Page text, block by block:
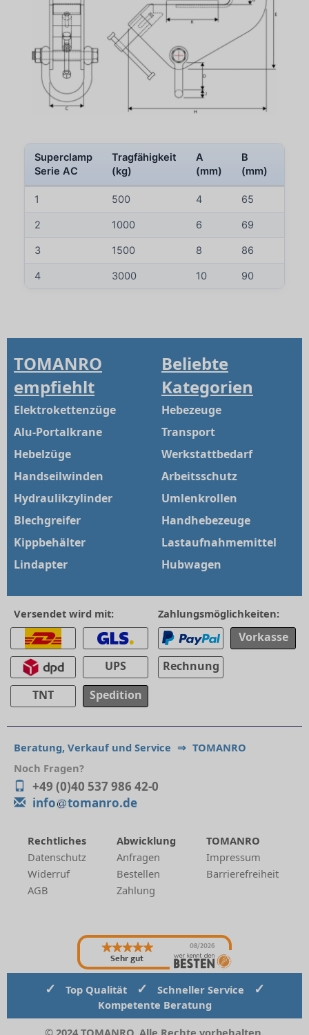
Superclamp
Serie AC
Tragfähigkeit
(kg)
A
(mm)
B
(mm)
1 500 4 65
2 1000 6 69
3 1500 8 86
4 3000 10 90
TOMANRO
empfiehlt
Elektrokettenzüge
Alu-Portalkrane
Hebelzüge
Handseilwinden
Hydraulikzylinder
Blechgreifer
Kippbehälter
Lindapter
Beliebte
Kategorien
Hebezeuge
Transport
Werkstattbedarf
Arbeitsschutz
Umlenkrollen
Handhebezeuge
Lastaufnahmemittel
Hubwagen
Versendet wird mit:
UPS
TNT
Spedition
Zahlungsmöglichkeiten:
Vorkasse
Rechnung
Beratung, Verkauf und Service ⇒ TOMANRO
Noch Fragen?
+49 (0)40 537 986 42-0
info
tomanro.de
Rechtliches
Datenschutz
Widerruf
AGB
Abwicklung
Anfragen
Bestellen
Zahlung
TOMANRO
Impressum
Barrierefreiheit
Sehr gut
08/2026
✓ Top Qualität ✓ Schneller Service ✓
Kompetente Beratung
© 2024 TOMANRO. Alle Rechte vorbehalten.